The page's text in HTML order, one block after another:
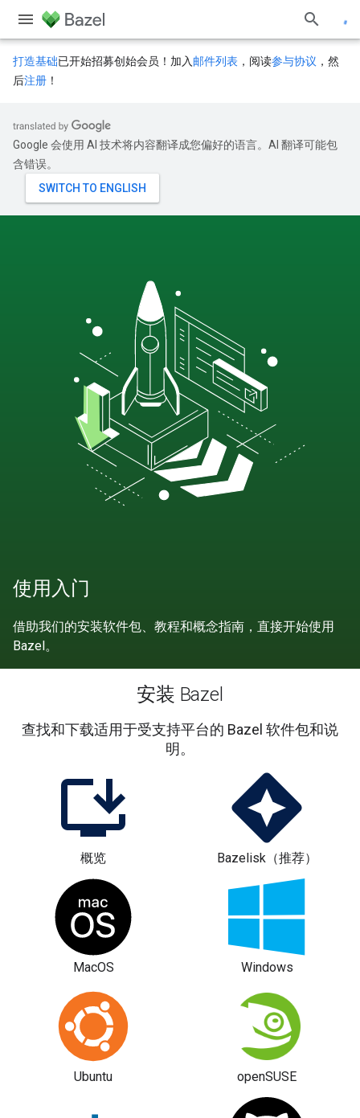
打造基础已开始招募创始会员！加入 邮件列表 ，阅读参与协议 ，然
后注册 ！
Google 会使用 AI 技术将内容翻译成您偏好的语言。AI 翻译可能包
含错误。
使用入门
借助我们的安装软件包、教程和概念指南，直接开始使用
Bazel。
安装 Bazel
查找和下载适用于受支持平台的 Bazel 软件包和说
明。
概览 Bazelisk（推荐）
MacOS Windows
Ubuntu openSUSE